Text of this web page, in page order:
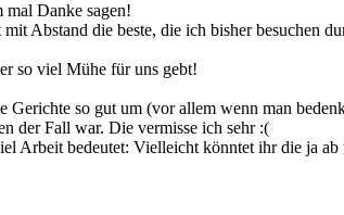
mal Danke sagen!
Abstand die beste, die ich bisher besuchen
so viel Mühe für uns gebt!
Gerichte so gut um (vor allem wenn man
der Fall war. Die vermisse ich sehr :(
Arbeit bedeutet: Vielleicht könntet ihr die ja ab